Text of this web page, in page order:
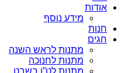
אודות
מידע נוסף
חנות
חגים
מתנות לראש השנה
מתנות לחנוכה
מתנות לט”ו בשבט